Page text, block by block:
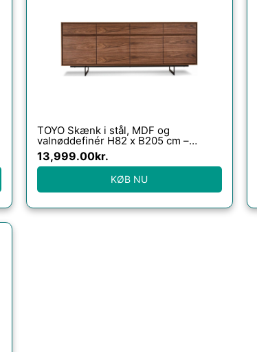
TOYO Skænk i stål, MDF og
valnøddefinér H82 x B205 cm –
Sort/Valnød
13,999.00kr.
KØB NU